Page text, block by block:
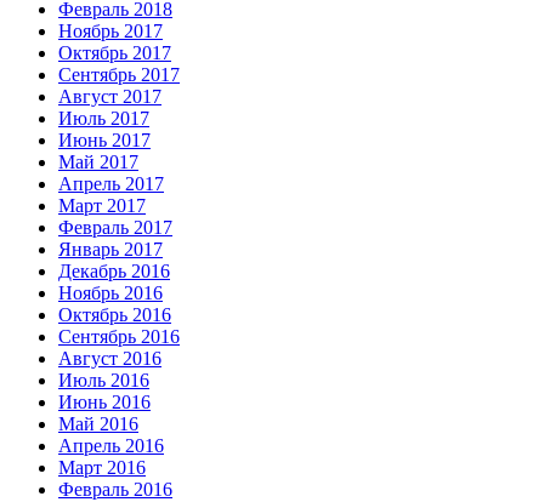
Февраль 2018
Ноябрь 2017
Октябрь 2017
Сентябрь 2017
Август 2017
Июль 2017
Июнь 2017
Май 2017
Апрель 2017
Март 2017
Февраль 2017
Январь 2017
Декабрь 2016
Ноябрь 2016
Октябрь 2016
Сентябрь 2016
Август 2016
Июль 2016
Июнь 2016
Май 2016
Апрель 2016
Март 2016
Февраль 2016